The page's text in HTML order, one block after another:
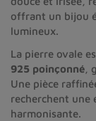
offrant un bijou
lumineux.
La pierre ovale
925 poinçonné ,
Une pièce
recherchent une
harmonisante.